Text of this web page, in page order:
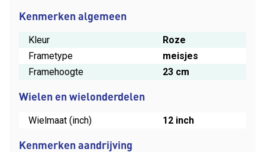
Kenmerken algemeen
Kleur
Roze
Frametype
meisjes
Framehoogte
23 cm
Wielen en wielonderdelen
Wielmaat (inch) 12 inch
Kenmerken aandrijving